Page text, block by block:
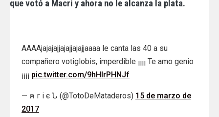
que votó a Macri y ahora no le alcanza la plata.
AAAAjajajajjajajjajajjaaaa le canta las 40 a su
compañero votiglobis, imperdible ¡¡¡¡ Te amo genio
¡¡¡¡ pic.twitter.com/9hHlrPHNJf
— ค г i є Ն (@TotoDeMataderos) 15 de marzo de
2017